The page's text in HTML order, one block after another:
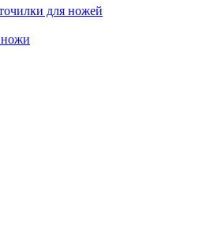
для ножей
ножи